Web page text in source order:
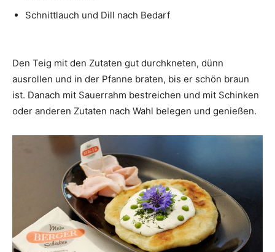
Schnittlauch und Dill nach Bedarf
Den Teig mit den Zutaten gut durchkneten, dünn
ausrollen und in der Pfanne braten, bis er schön braun
ist. Danach mit Sauerrahm bestreichen und mit Schinken
oder anderen Zutaten nach Wahl belegen und genießen.